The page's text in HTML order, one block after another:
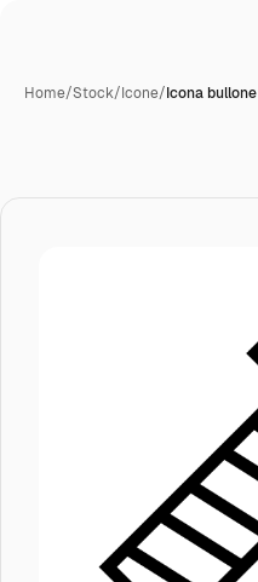
Home/Stock/Icone/Icona bullone